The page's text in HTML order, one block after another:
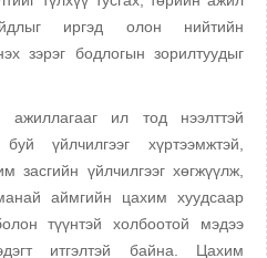
иргэд олон нийтийн
зэрэг бодлогын зорилтуудыг
ажиллагааг ил тод нээлттэй
үйлчилгээг хүртээмжтэй,
засгийн үйлчилгээг хөгжүүлж,
аймгийн цахим хуудсаар
түүнтэй холбоотой мэдээ
итгэлтэй байна. Цахим